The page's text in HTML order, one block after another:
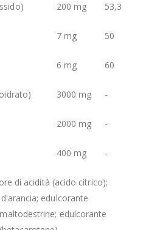
200 mg 53,3
7 mg 50
6 mg 60
3000 mg -
2000 mg -
400 mg -
di acidità (acido citrico);
edulcorante
edulcorante